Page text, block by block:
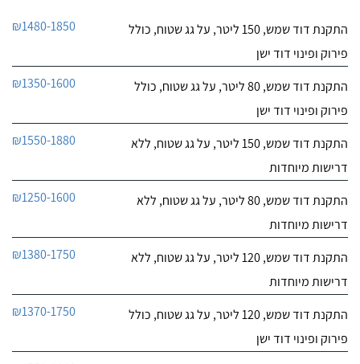
שביט דודי שמש וחשמל בע"מ
לפרטי העסק
דודי שמש" שירות טוב,
חייג עכשיו
התקנת דוד שמש, 150 ליטר, על גג שטוח, כולל
פירוק ופינוי דוד ישן
₪1480-1850
התקנת דוד שמש, 80 ליטר, על גג שטוח, כולל
פירוק ופינוי דוד ישן
₪1350-1600
התקנת דוד שמש, 150 ליטר, על גג שטוח, ללא
דרישות מיוחדות
₪1550-1880
התקנת דוד שמש, 80 ליטר, על גג שטוח, ללא
דרישות מיוחדות
₪1250-1600
התקנת דוד שמש, 120 ליטר, על גג שטוח, ללא
דרישות מיוחדות
₪1380-1750
התקנת דוד שמש, 120 ליטר, על גג שטוח, כולל
פירוק ופינוי דוד ישן
₪1370-1750